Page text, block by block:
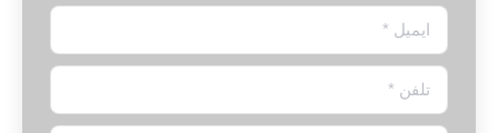
ایمیل *
تلفن *